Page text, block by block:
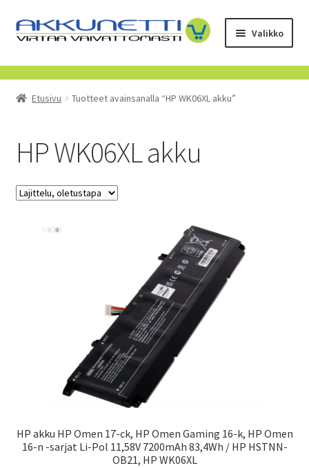
Siirry
navigointiin
Siirry
sisältöön
Valikko
Kauppa
Tietoa meistä
Etusivu Tuotteet avainsanalla “HP WK06XL akku”
HP WK06XL akku
HP akku HP Omen 17-ck, HP Omen Gaming 16-k, HP Omen
16-n -sarjat Li-Pol 11,58V 7200mAh 83,4Wh / HP HSTNN-
OB21, HP WK06XL